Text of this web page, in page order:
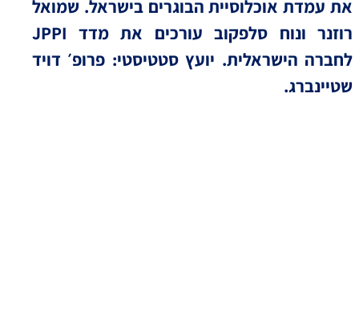
את עמדת אוכלוסיית הבוגרים בישראל. שמואל
רוזנר ונוח סלפקוב עורכים את מדד JPPI
לחברה הישראלית. יועץ סטטיסטי: פרופ׳ דויד
שטיינברג.